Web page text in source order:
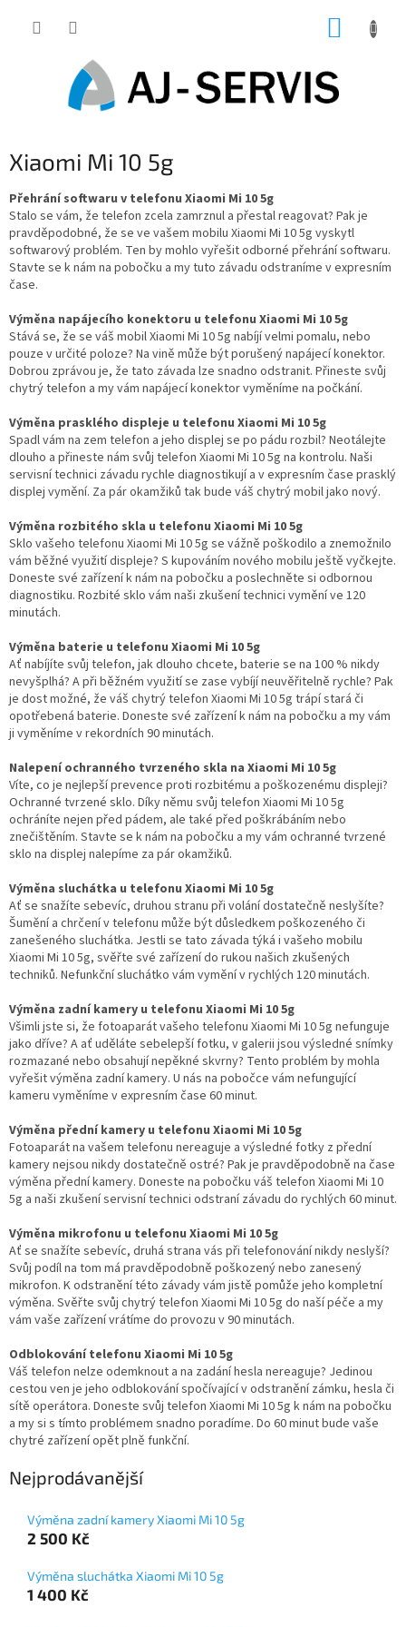
Xiaomi Mi 10 5g
Přehrání softwaru v telefonu Xiaomi Mi 10 5g
Stalo se vám, že telefon zcela zamrznul a přestal reagovat? Pak je
pravděpodobné, že se ve vašem mobilu Xiaomi Mi 10 5g vyskytl
softwarový problém. Ten by mohlo vyřešit odborné přehrání softwaru.
Stavte se k nám na pobočku a my tuto závadu odstraníme v expresním
čase.
Výměna napájecího konektoru u telefonu Xiaomi Mi 10 5g
Stává se, že se váš mobil Xiaomi Mi 10 5g nabíjí velmi pomalu, nebo
pouze v určité poloze? Na vině může být porušený napájecí konektor.
Dobrou zprávou je, že tato závada lze snadno odstranit. Přineste svůj
chytrý telefon a my vám napájecí konektor vyměníme na počkání.
Výměna prasklého displeje u telefonu Xiaomi Mi 10 5g
Spadl vám na zem telefon a jeho displej se po pádu rozbil? Neotálejte
dlouho a přineste nám svůj telefon Xiaomi Mi 10 5g na kontrolu. Naši
servisní technici závadu rychle diagnostikují a v expresním čase prasklý
displej vymění. Za pár okamžiků tak bude váš chytrý mobil jako nový.
Výměna rozbitého skla u telefonu Xiaomi Mi 10 5g
Sklo vašeho telefonu Xiaomi Mi 10 5g se vážně poškodilo a znemožnilo
vám běžné využití displeje? S kupováním nového mobilu ještě vyčkejte.
Doneste své zařízení k nám na pobočku a poslechněte si odbornou
diagnostiku. Rozbité sklo vám naši zkušení technici vymění ve 120
minutách.
Výměna baterie u telefonu Xiaomi Mi 10 5g
Ať nabíjíte svůj telefon, jak dlouho chcete, baterie se na 100 % nikdy
nevyšplhá? A při běžném využití se zase vybíjí neuvěřitelně rychle? Pak
je dost možné, že váš chytrý telefon Xiaomi Mi 10 5g trápí stará či
opotřebená baterie. Doneste své zařízení k nám na pobočku a my vám
ji vyměníme v rekordních 90 minutách.
Nalepení ochranného tvrzeného skla na Xiaomi Mi 10 5g
Víte, co je nejlepší prevence proti rozbitému a poškozenému displeji?
Ochranné tvrzené sklo. Díky němu svůj telefon Xiaomi Mi 10 5g
ochráníte nejen před pádem, ale také před poškrábáním nebo
znečištěním. Stavte se k nám na pobočku a my vám ochranné tvrzené
sklo na displej nalepíme za pár okamžiků.
Výměna sluchátka u telefonu Xiaomi Mi 10 5g
Ať se snažíte sebevíc, druhou stranu při volání dostatečně neslyšíte?
Šumění a chrčení v telefonu může být důsledkem poškozeného či
zanešeného sluchátka. Jestli se tato závada týká i vašeho mobilu
Xiaomi Mi 10 5g, svěřte své zařízení do rukou našich zkušených
techniků. Nefunkční sluchátko vám vymění v rychlých 120 minutách.
Výměna zadní kamery u telefonu Xiaomi Mi 10 5g
Všimli jste si, že fotoaparát vašeho telefonu Xiaomi Mi 10 5g nefunguje
jako dříve? A ať uděláte sebelepší fotku, v galerii jsou výsledné snímky
rozmazané nebo obsahují nepěkné skvrny? Tento problém by mohla
vyřešit výměna zadní kamery. U nás na pobočce vám nefungující
kameru vyměníme v expresním čase 60 minut.
Výměna přední kamery u telefonu Xiaomi Mi 10 5g
Fotoaparát na vašem telefonu nereaguje a výsledné fotky z přední
kamery nejsou nikdy dostatečně ostré? Pak je pravděpodobně na čase
výměna přední kamery. Doneste na pobočku váš telefon Xiaomi Mi 10
5g a naši zkušení servisní technici odstraní závadu do rychlých 60 minut.
Výměna mikrofonu u telefonu Xiaomi Mi 10 5g
Ať se snažíte sebevíc, druhá strana vás při telefonování nikdy neslyší?
Svůj podíl na tom má pravděpodobně poškozený nebo zanesený
mikrofon. K odstranění této závady vám jistě pomůže jeho kompletní
výměna. Svěřte svůj chytrý telefon Xiaomi Mi 10 5g do naší péče a my
vám vaše zařízení vrátíme do provozu v 90 minutách.
Odblokování telefonu Xiaomi Mi 10 5g
Váš telefon nelze odemknout a na zadání hesla nereaguje? Jedinou
cestou ven je jeho odblokování spočívající v odstranění zámku, hesla či
sítě operátora. Doneste svůj telefon Xiaomi Mi 10 5g k nám na pobočku
a my si s tímto problémem snadno poradíme. Do 60 minut bude vaše
chytré zařízení opět plně funkční.
Nejprodávanější
Výměna zadní kamery Xiaomi Mi 10 5g
2 500 Kč
Výměna sluchátka Xiaomi Mi 10 5g
1 400 Kč